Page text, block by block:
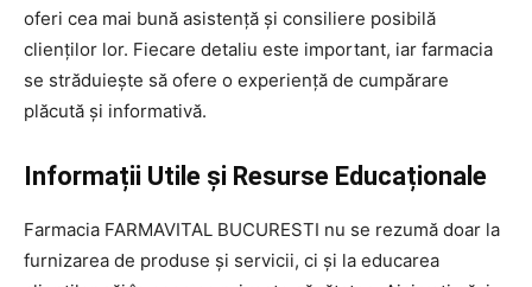
oferi cea mai bună asistență și consiliere posibilă
clienților lor. Fiecare detaliu este important, iar farmacia
se străduiește să ofere o experiență de cumpărare
plăcută și informativă.
Informații Utile și Resurse Educaționale
Farmacia FARMAVITAL BUCURESTI nu se rezumă doar la
furnizarea de produse și servicii, ci și la educarea